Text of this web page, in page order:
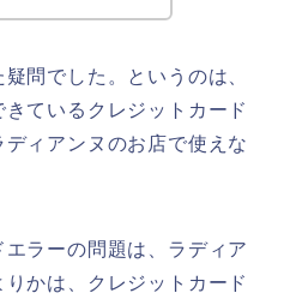
問でした。というのは、
ているクレジットカード
ィアンヌのお店で使えな
ラーの問題は、ラディア
かは、クレジットカード